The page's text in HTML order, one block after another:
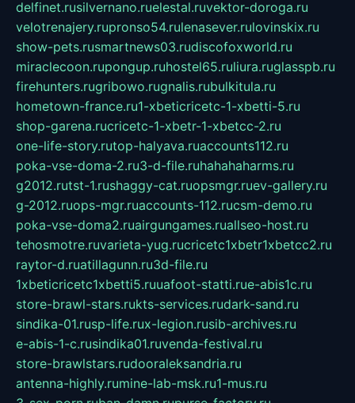
delfinet.rusilvernano.ruelestal.ruvektor-doroga.ru
velotrenajery.rupronso54.rulenasever.rulovinskix.ru
show-pets.rusmartnews03.rudiscofoxworld.ru
miraclecoon.rupongup.ruhostel65.ruliura.ruglasspb.ru
firehunters.rugribowo.rugnalis.rubulkitula.ru
hometown-france.ru1-xbeticricetc-1-xbetti-5.ru
shop-garena.rucricetc-1-xbetr-1-xbetcc-2.ru
one-life-story.rutop-halyava.ruaccounts112.ru
poka-vse-doma-2.ru3-d-file.ruhahahaharms.ru
g2012.rutst-1.rushaggy-cat.ruopsmgr.ruev-gallery.ru
g-2012.ruops-mgr.ruaccounts-112.rucsm-demo.ru
poka-vse-doma2.ruairgungames.ruallseo-host.ru
tehosmotre.ruvarieta-yug.rucricetc1xbetr1xbetcc2.ru
raytor-d.ruatillagunn.ru3d-file.ru
1xbeticricetc1xbetti5.ruuafoot-statti.rue-abis1c.ru
store-brawl-stars.rukts-services.rudark-sand.ru
sindika-01.rusp-life.rux-legion.rusib-archives.ru
e-abis-1-c.rusindika01.ruvenda-festival.ru
store-brawlstars.rudooraleksandria.ru
antenna-highly.rumine-lab-msk.ru1-mus.ru